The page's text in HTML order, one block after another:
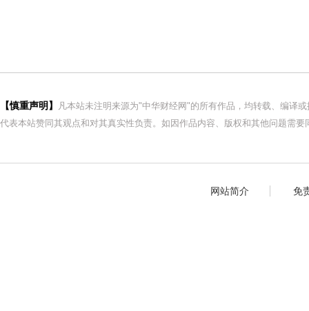
【慎重声明】
凡本站未注明来源为"中华财经网"的所有作品，均转载、编译
代表本站赞同其观点和对其真实性负责。如因作品内容、版权和其他问题需
网站简介 免